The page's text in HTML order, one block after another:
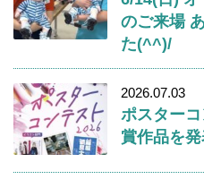
のご来場
た(^^)/
2026.07.03
ポスター
賞作品を発